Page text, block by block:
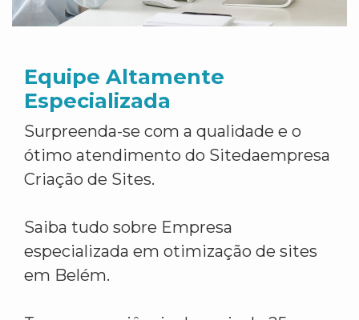
Equipe Altamente
Especializada
Surpreenda-se com a qualidade e o
ótimo atendimento do Sitedaempresa
Criação de Sites.
Saiba tudo sobre Empresa
especializada em otimização de sites
em Belém.